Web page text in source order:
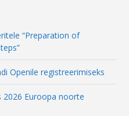
“Preparation of
Openile registreerimiseks
2026 Euroopa noorte